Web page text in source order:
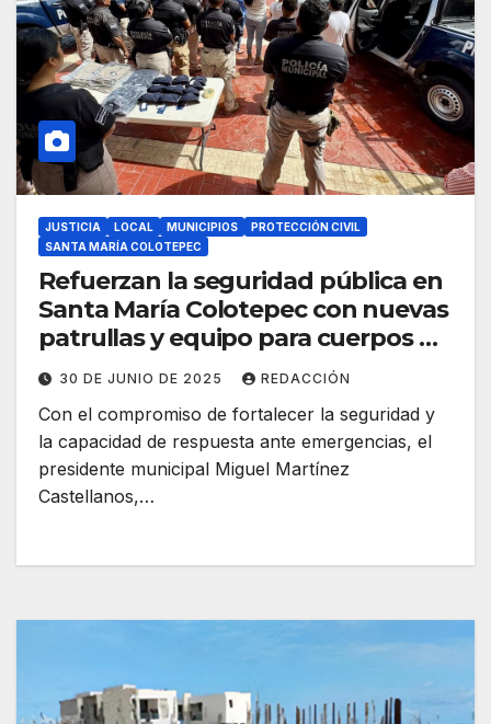
JUSTICIA LOCAL MUNICIPIOS
PROTECCIÓN CIVIL
SANTA MARÍA COLOTEPEC
Refuerzan la seguridad pública en
Santa María Colotepec con nuevas
patrullas y equipo para cuerpos de
emergencia
30 DE JUNIO DE 2025 REDACCIÓN
Con el compromiso de fortalecer la seguridad y
la capacidad de respuesta ante emergencias, el
presidente municipal Miguel Martínez
Castellanos,…